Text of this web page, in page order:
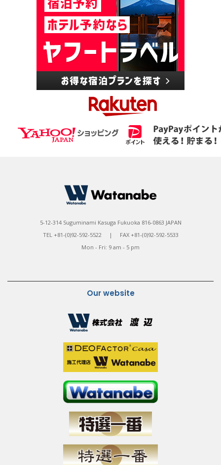
5-12-314 Suguminami Kasuga Fukuoka 816-0863 JAPAN
TEL +81-(0)92-592-5522 | FAX +81-(0)92-592-5533
Mon - Fri: 9 am - 5 pm
Our website